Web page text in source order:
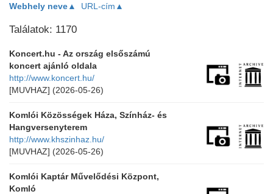
Webhely neve▲ URL-cím▲
Találatok: 1170
Koncert.hu - Az ország elsőszámú
koncert ajánló oldala
http://www.koncert.hu/
[MUVHAZ] (2026-05-26)
Komlói Közösségek Háza, Színház- és
Hangversenyterem
http://www.khszinhaz.hu/
[MUVHAZ] (2026-05-26)
Komlói Kaptár Művelődési Központ,
Komló